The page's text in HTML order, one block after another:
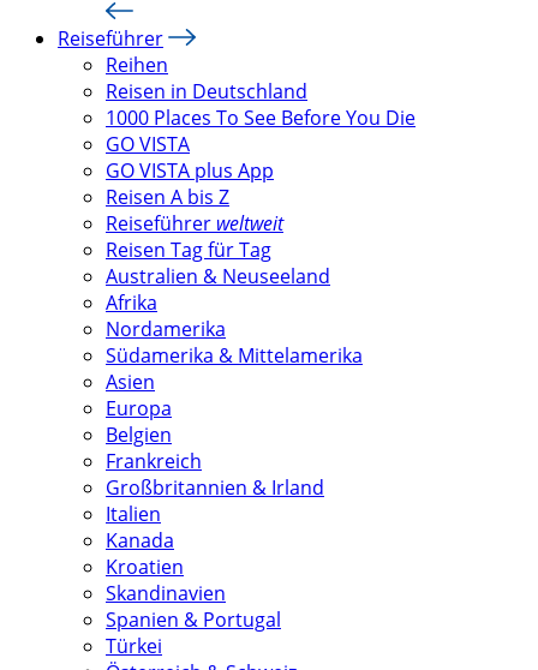
Reiseführer
Reihen
Reisen in Deutschland
1000 Places To See Before You Die
GO VISTA
GO VISTA plus App
Reisen A bis Z
Reiseführer weltweit
Reisen Tag für Tag
Australien & Neuseeland
Afrika
Nordamerika
Südamerika & Mittelamerika
Asien
Europa
Belgien
Frankreich
Großbritannien & Irland
Italien
Kanada
Kroatien
Skandinavien
Spanien & Portugal
Türkei